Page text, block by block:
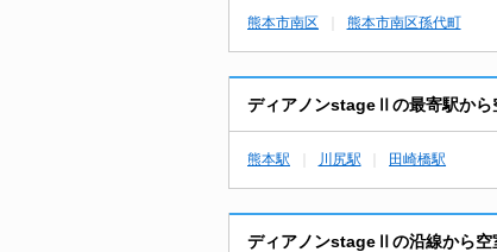
熊本市南区 熊本市南区孫代町
ディアノンstageⅡの最寄駅から
熊本駅 川尻駅 田崎橋駅
ディアノンstageⅡの沿線から空